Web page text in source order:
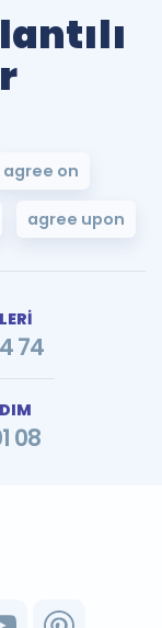
agree on
agree upon
74
08